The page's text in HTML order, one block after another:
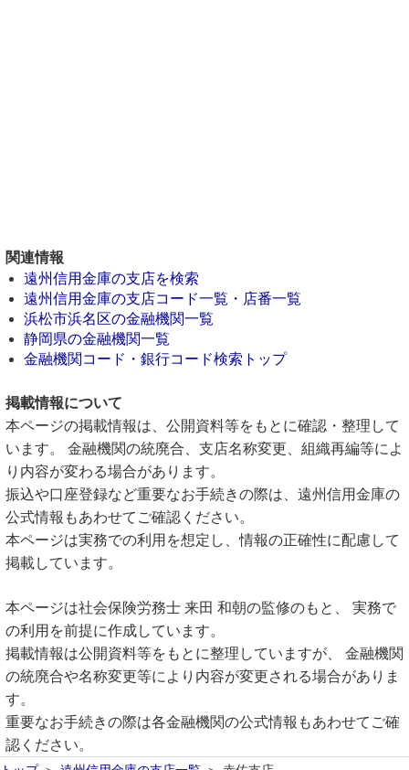
関連情報
遠州信用金庫の支店を検索
遠州信用金庫の支店コード一覧・店番一覧
浜松市浜名区の金融機関一覧
静岡県の金融機関一覧
金融機関コード・銀行コード検索トップ
掲載情報について
本ページの掲載情報は、公開資料等をもとに確認・整理して
います。 金融機関の統廃合、支店名称変更、組織再編等によ
り内容が変わる場合があります。
振込や口座登録など重要なお手続きの際は、遠州信用金庫の
公式情報もあわせてご確認ください。
本ページは実務での利用を想定し、情報の正確性に配慮して
掲載しています。
本ページは社会保険労務士 来田 和朝の監修のもと、 実務で
の利用を前提に作成しています。
掲載情報は公開資料等をもとに整理していますが、 金融機関
の統廃合や名称変更等により内容が変更される場合がありま
す。
重要なお手続きの際は各金融機関の公式情報もあわせてご確
認ください。